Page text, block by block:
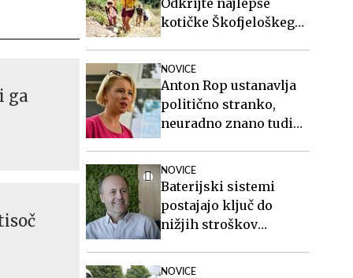
ga
Odkrijte najlepše
kotičke Škofjeloškega
NOVICE
Anton Rop ustanavlja
politično stranko,
neuradno znano tudi
NOVICE
Baterijski sistemi
postajajo ključ do
nižjih stroškov
NOVICE